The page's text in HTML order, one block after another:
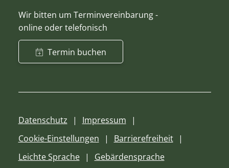
Wir bitten um Terminvereinbarung -
online oder telefonisch
Termin buchen
Datenschutz
Impressum
Cookie-Einstellungen
Barrierefreiheit
Leichte Sprache
Gebärdensprache